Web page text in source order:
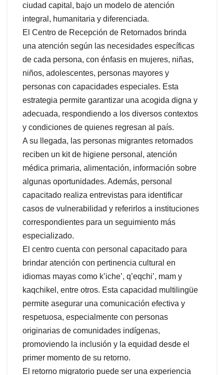
ciudad capital, bajo un modelo de atención
integral, humanitaria y diferenciada.
El Centro de Recepción de Retornados brinda
una atención según las necesidades específicas
de cada persona, con énfasis en mujeres, niñas,
niños, adolescentes, personas mayores y
personas con capacidades especiales. Esta
estrategia permite garantizar una acogida digna y
adecuada, respondiendo a los diversos contextos
y condiciones de quienes regresan al país.
A su llegada, las personas migrantes retornados
reciben un kit de higiene personal, atención
médica primaria, alimentación, información sobre
algunas oportunidades. Además, personal
capacitado realiza entrevistas para identificar
casos de vulnerabilidad y referirlos a instituciones
correspondientes para un seguimiento más
especializado.
El centro cuenta con personal capacitado para
brindar atención con pertinencia cultural en
idiomas mayas como k’iche’, q’eqchi’, mam y
kaqchikel, entre otros. Esta capacidad multilingüe
permite asegurar una comunicación efectiva y
respetuosa, especialmente con personas
originarias de comunidades indígenas,
promoviendo la inclusión y la equidad desde el
primer momento de su retorno.
El retorno migratorio puede ser una experiencia